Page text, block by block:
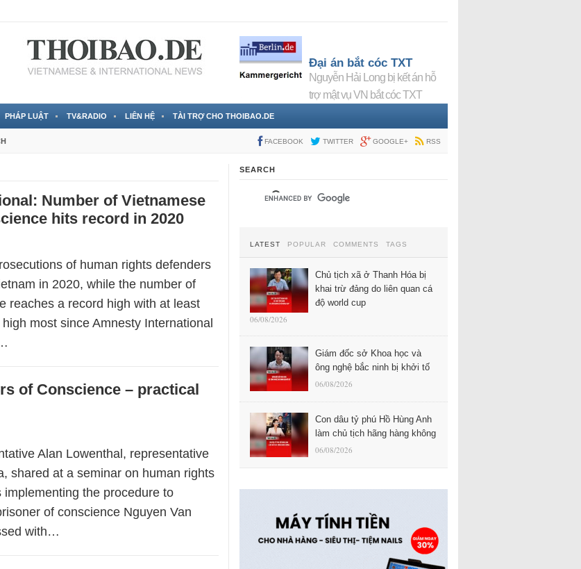
Đại án bắt cóc TXT
Nguyễn Hải Long bị kết án hỗ
trợ mật vụ VN bắt cóc TXT
PHÁP LUẬT TV&RADIO LIÊN HỆ TÀI TRỢ CHO THOIBAO.DE
FACEBOOK TWITTER GOOGLE+ RSS
Number of Vietnamese
hits record in 2020
of human rights defenders
in 2020, while the number of
reaches a record high with at least
most since Amnesty International
of Conscience – practical
Alan Lowenthal, representative
shared at a seminar on human rights
the procedure to
of conscience Nguyen Van
with…
SEARCH
LATEST POPULAR COMMENTS TAGS
Chủ tịch xã ở Thanh Hóa bị
khai trừ đảng do liên quan cá
độ world cup
06/08/2026
Giám đốc sở Khoa học và
ông nghệ bắc ninh bị khởi tố
06/08/2026
Con dâu tỷ phú Hồ Hùng Anh
làm chủ tịch hãng hàng không
06/08/2026